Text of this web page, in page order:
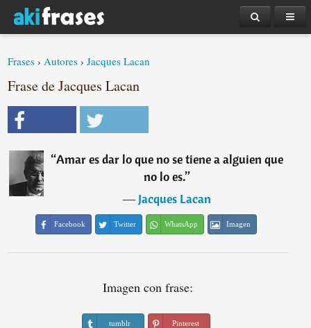
Frases ›Autores ›Jacques Lacan
Frase de Jacques Lacan
“Amar es dar lo que no se tiene a alguien que
no lo es.”
―Jacques Lacan
Facebook Twitter WhatsApp Imagen
Imagen con frase:
tumblr Pinterest